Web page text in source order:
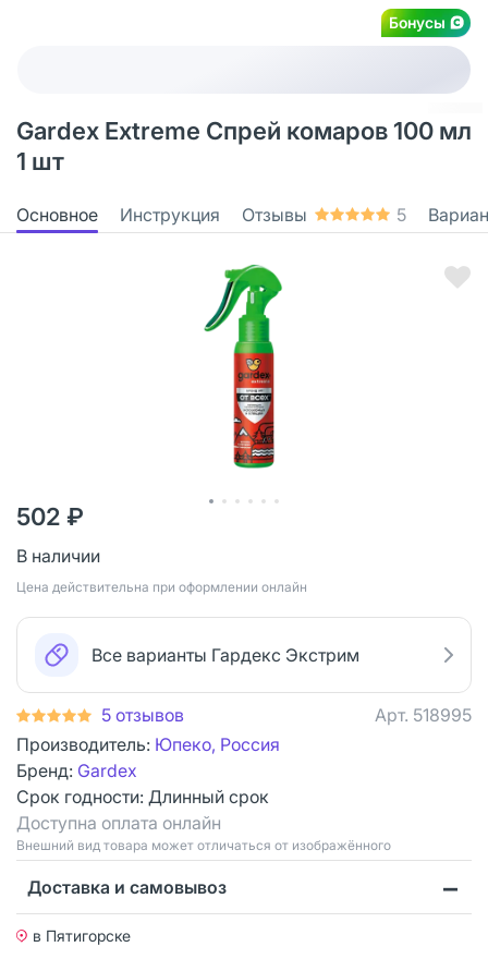
Бонусы
Gardex Extreme Спрей комаров 100 мл
1 шт
Основное Инструкция Отзывы 5
502 ₽
В наличии
Цена действительна при оформлении онлайн
Все варианты Гардекс Экстрим
5 отзывов Арт. 518995
Производитель: Юпеко, Россия
Бренд: Gardex
Срок годности: Длинный срок
Доступна оплата онлайн
Bнешний вид товара может отличаться от изображённого
Доставка и самовывоз
в Пятигорске